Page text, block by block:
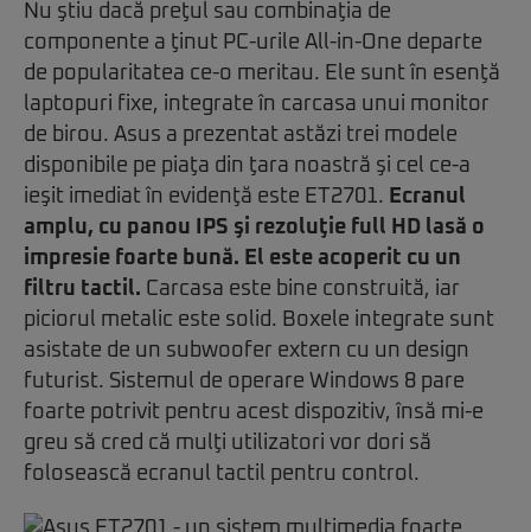
Nu ştiu dacă preţul sau combinaţia de
componente a ţinut PC-urile All-in-One departe
de popularitatea ce-o meritau. Ele sunt în esenţă
laptopuri fixe, integrate în carcasa unui monitor
de birou. Asus a prezentat astăzi trei modele
disponibile pe piaţa din ţara noastră şi cel ce-a
ieşit imediat în evidenţă este ET2701. Ecranul
amplu, cu panou IPS şi rezoluţie full HD lasă o
impresie foarte bună. El este acoperit cu un
filtru tactil. Carcasa este bine construită, iar
piciorul metalic este solid. Boxele integrate sunt
asistate de un subwoofer extern cu un design
futurist. Sistemul de operare Windows 8 pare
foarte potrivit pentru acest dispozitiv, însă mi-e
greu să cred că mulţi utilizatori vor dori să
folosească ecranul tactil pentru control.